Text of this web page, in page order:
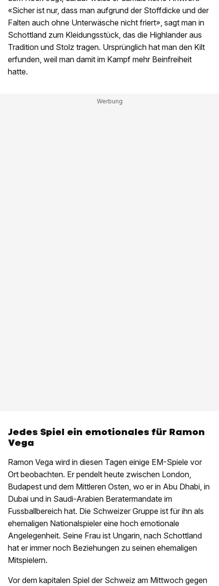
«Sicher ist nur, dass man aufgrund der Stoffdicke und der
Falten auch ohne Unterwäsche nicht friert», sagt man in
Schottland zum Kleidungsstück, das die Highlander aus
Tradition und Stolz tragen. Ursprünglich hat man den Kilt
erfunden, weil man damit im Kampf mehr Beinfreiheit
hatte.
Jedes Spiel ein emotionales für Ramon
Vega
Ramon Vega wird in diesen Tagen einige EM-Spiele vor
Ort beobachten. Er pendelt heute zwischen London,
Budapest und dem Mittleren Osten, wo er in Abu Dhabi, in
Dubai und in Saudi-Arabien Beratermandate im
Fussballbereich hat. Die Schweizer Gruppe ist für ihn als
ehemaligen Nationalspieler eine hoch emotionale
Angelegenheit. Seine Frau ist Ungarin, nach Schottland
hat er immer noch Beziehungen zu seinen ehemaligen
Mitspielern.
Vor dem kapitalen Spiel der Schweiz am Mittwoch gegen